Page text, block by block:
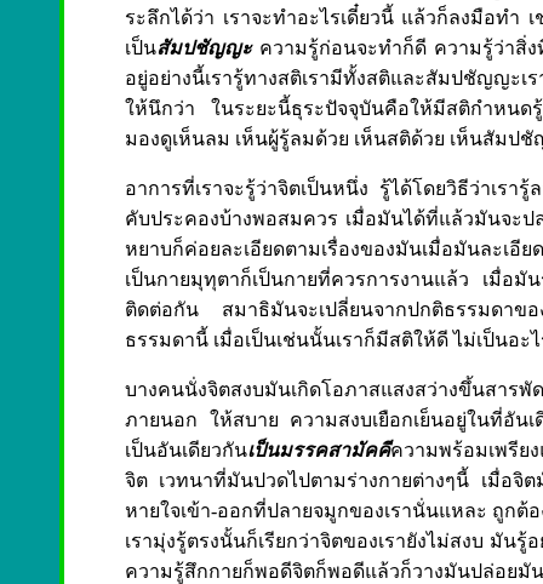
ระลึกได้ว่า เราจะทำอะไรเดี๋ยวนี้ แล้วก็ลงมือทำ
เป็นสัมปชัญญะความรู้ก่อนจะทำก็ดี ความรู้ว่าสิ่ง
อยู่อย่างนี้เรารู้ทางสติเรามีทั้งสติและสัมปชัญญะ
ให้นึกว่า ในระยะนี้ธุระปัจจุบันคือให้มีสติกำหนด
มองดูเห็นลม เห็นผู้รู้ลมด้วย เห็นสติด้วย เห็นสัมป
อาการที่เราจะรู้ว่าจิตเป็นหนึ่ง รู้ได้โดยวิธีว่าเร
คับประคองบ้างพอสมควร เมื่อมันได้ที่แล้วมันจะ
หยาบก็ค่อยละเอียดตามเรื่องของมันเมื่อมันละเอีย
เป็นกายมุทุตาก็เป็นกายที่ควรการงานแล้ว เมื่อ
ติดต่อกัน สมาธิมันจะเปลี่ยนจากปกติธรรมดาข
ธรรมดานี้ เมื่อเป็นเช่นนั้นเราก็มีสติให้ดี ไม่เป็นอ
บางคนนั่งจิตสงบมันเกิดโอภาสแสงสว่างขึ้นสา
ภายนอก ให้สบาย ความสงบเยือกเย็นอยู่ในที่อัน
เป็นอันเดียวกันเป็นมรรคสามัคคีความพร้อมเพรีย
จิต เวทนาที่มันปวดไปตามร่างกายต่างๆนี้ เมื่อจิ
หายใจเข้า-ออกที่ปลายจมูกของเรานั่นแหละ ถูก
เรามุ่งรู้ตรงนั้นก็เรียกว่าจิตของเรายังไม่สงบ มัน
ความรู้สึกกายก็พอดีจิตก็พอดีแล้วก็วางมันปล่อย